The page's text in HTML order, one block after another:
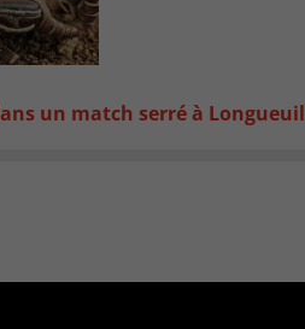
un match serré à Longueuil